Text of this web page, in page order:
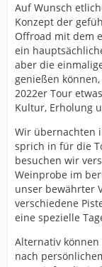
Auf Wunsch
Konzept der
Offroad mit dem
ein
aber die
genießen
2022er Tour
Kultur, Erholung
Wir übernachten
sprich in für die
besuchen wir
Weinprobe im
unser bewährter
verschiedene
eine spezielle
Alternativ
nach